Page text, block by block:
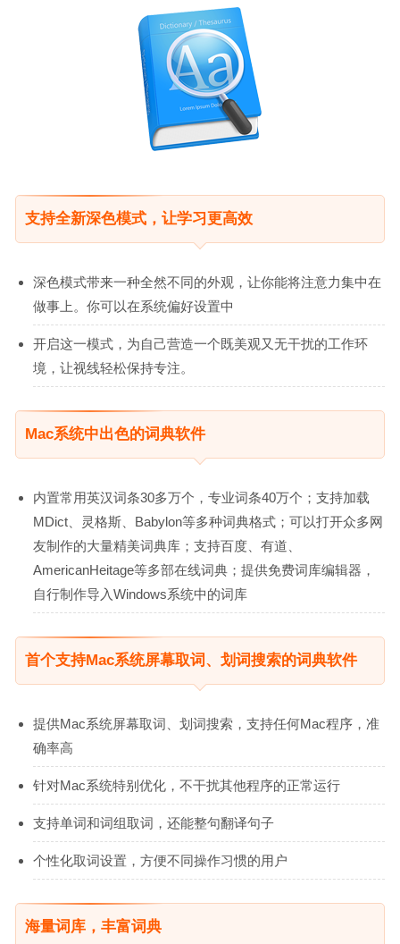
支持全新深色模式，让学习更高效
深色模式带来一种全然不同的外观，让你能将注意力集中在
做事上。你可以在系统偏好设置中
开启这一模式，为自己营造一个既美观又无干扰的工作环
境，让视线轻松保持专注。
Mac系统中出色的词典软件
内置常用英汉词条30多万个，专业词条40万个；支持加载
MDict、灵格斯、Babylon等多种词典格式；可以打开众多网
友制作的大量精美词典库；支持百度、有道、
AmericanHeitage等多部在线词典；提供免费词库编辑器，
自行制作导入Windows系统中的词库
首个支持Mac系统屏幕取词、划词搜索的词典软件
提供Mac系统屏幕取词、划词搜索，支持任何Mac程序，准
确率高
针对Mac系统特别优化，不干扰其他程序的正常运行
支持单词和词组取词，还能整句翻译句子
个性化取词设置，方便不同操作习惯的用户
海量词库，丰富词典